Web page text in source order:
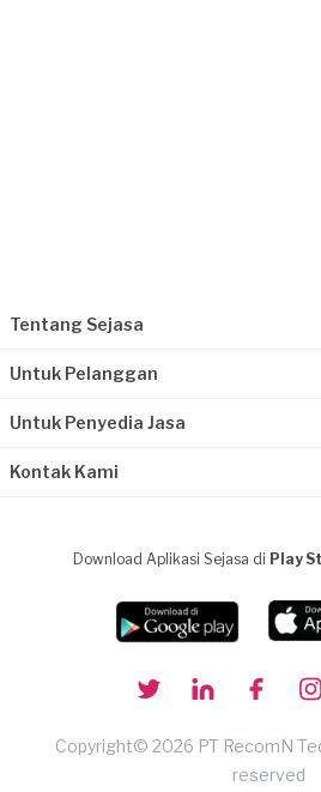
Tentang Sejasa
Untuk Pelanggan
Untuk Penyedia Jasa
Kontak Kami
Download Aplikasi Sejasa di Play
Copyright© 2026 PT RecomN
reserved